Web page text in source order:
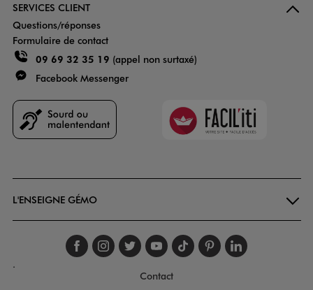
SERVICES CLIENT
Questions/réponses
Formulaire de contact
09 69 32 35 19 (appel non surtaxé)
Facebook Messenger
Faciliti
L'ENSEIGNE GÉMO
Suivez-nous sur
Suivez-nous sur
Suivez-nous sur
Suivez-nous
Suivez-nous
Suivez-
.
Contact